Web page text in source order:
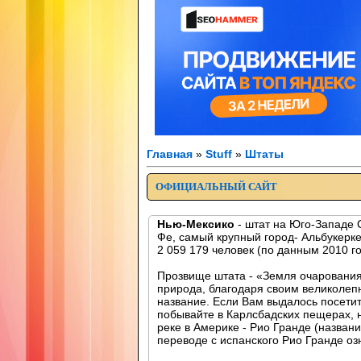
Главная » Stuff » Штаты
ОФИЦИАЛЬНЫЙ САЙТ
Нью-Мексико - штат на Юго-Западе
Фе, самый крупный город-
2 059 179 человек (по данным 2010
Прозвище штата - «Земля
природа, благодаря своим
название. Если Вам выдалось
побывайте в Карлсбадских
реке в Америке - Рио Гранде
переводе с испанского Рио Гранде